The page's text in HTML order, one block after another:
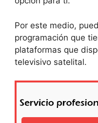
Por este medio,
programación que
plataformas que
televisivo satelital.